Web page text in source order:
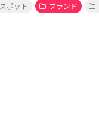
スポット ブランド